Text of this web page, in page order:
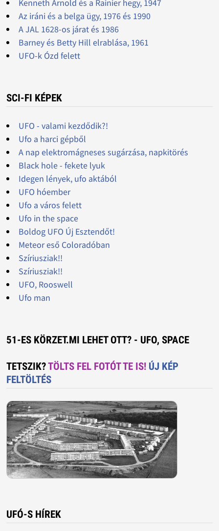
Kenneth Arnold és a Rainier hegy, 1947
Az iráni és a belga ügy, 1976 és 1990
A JAL 1628-os járat és 1986
Barney és Betty Hill elrablása, 1961
UFO-k Ózd felett
SCI-FI KÉPEK
UFO - valami kezdődik?!
Ufo a harci gépből
A nap elektromágneses sugárzása, napkitörés
Black hole - fekete lyuk
Idegen lények, ufo aktából
UFO hóember
Ufo a város felett
Ufo in the space
Boldog UFO Új Esztendőt!
Meteor eső Coloradóban
Szíriusziak!!
Szíriusziak!!
UFO, Rooswell
Ufo man
51-ES KÖRZET.MI LEHET OTT? - UFO, SPACE
TETSZIK?TÖLTS FEL FOTÓT TE IS! ÚJ KÉP
FELTÖLTÉS
UFÓ-S HÍREK